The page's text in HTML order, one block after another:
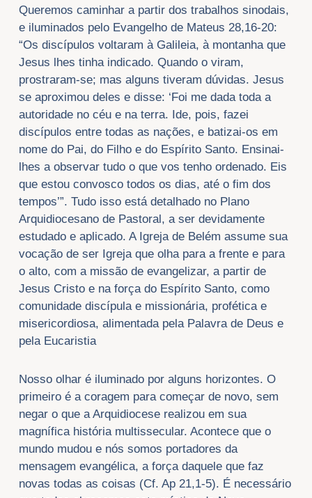
Queremos caminhar a partir dos trabalhos sinodais,
e iluminados pelo Evangelho de Mateus 28,16-20:
“Os discípulos voltaram à Galileia, à montanha que
Jesus lhes tinha indicado. Quando o viram,
prostraram-se; mas alguns tiveram dúvidas. Jesus
se aproximou deles e disse: ‘Foi me dada toda a
autoridade no céu e na terra. Ide, pois, fazei
discípulos entre todas as nações, e batizai-os em
nome do Pai, do Filho e do Espírito Santo. Ensinai-
lhes a observar tudo o que vos tenho ordenado. Eis
que estou convosco todos os dias, até o fim dos
tempos’”. Tudo isso está detalhado no Plano
Arquidiocesano de Pastoral, a ser devidamente
estudado e aplicado. A Igreja de Belém assume sua
vocação de ser Igreja que olha para a frente e para
o alto, com a missão de evangelizar, a partir de
Jesus Cristo e na força do Espírito Santo, como
comunidade discípula e missionária, profética e
misericordiosa, alimentada pela Palavra de Deus e
pela Eucaristia
Nosso olhar é iluminado por alguns horizontes. O
primeiro é a coragem para começar de novo, sem
negar o que a Arquidiocese realizou em sua
magnífica história multissecular. Acontece que o
mundo mudou e nós somos portadores da
mensagem evangélica, a força daquele que faz
novas todas as coisas (Cf. Ap 21,1-5). É necessário